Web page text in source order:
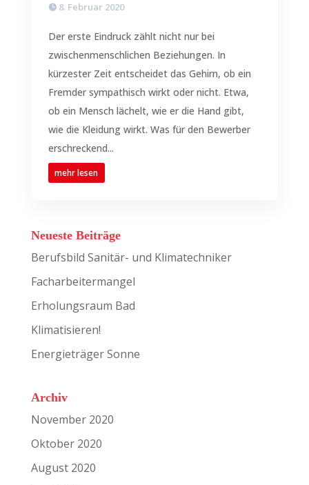
8. Februar 2020
Der erste Eindruck zählt nicht nur bei
zwischenmenschlichen Beziehungen. In
kürzester Zeit entscheidet das Gehirn, ob ein
Fremder sympathisch wirkt oder nicht. Etwa,
ob ein Mensch lächelt, wie er die Hand gibt,
wie die Kleidung wirkt. Was für den Bewerber
erschreckend...
mehr lesen
Neueste Beiträge
Berufsbild Sanitär- und Klimatechniker
Facharbeitermangel
Erholungsraum Bad
Klimatisieren!
Energieträger Sonne
Archiv
November 2020
Oktober 2020
August 2020